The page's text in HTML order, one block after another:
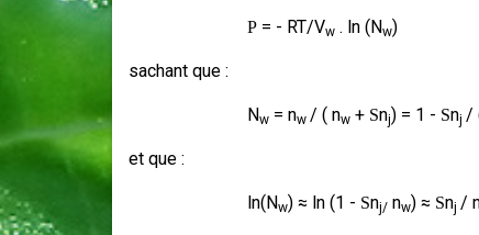
P = - RT/Vw . ln (Nw)
sachant que :
Nw = nw / ( nw + Snj) = 1 - Snj /
et que :
ln(Nw) ≈ ln (1 - Snj/ nw) ≈ Snj /